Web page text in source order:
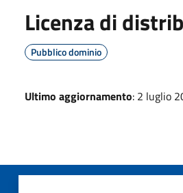
Licenza di
Pubblico dominio
Ultimo aggiornamento: 2 luglio